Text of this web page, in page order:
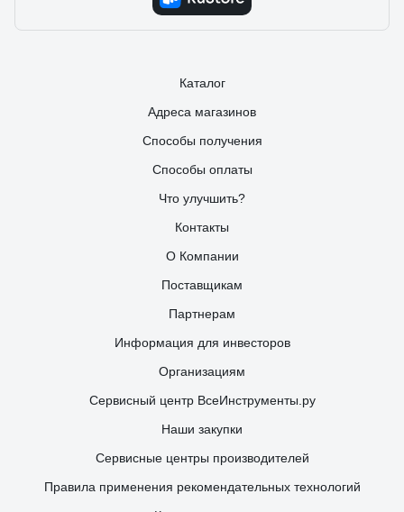
Каталог
Адреса магазинов
Способы получения
Способы оплаты
Что улучшить?
Контакты
О Компании
Поставщикам
Партнерам
Информация для инвесторов
Организациям
Сервисный центр ВсеИнструменты.ру
Наши закупки
Сервисные центры производителей
Правила применения рекомендательных технологий